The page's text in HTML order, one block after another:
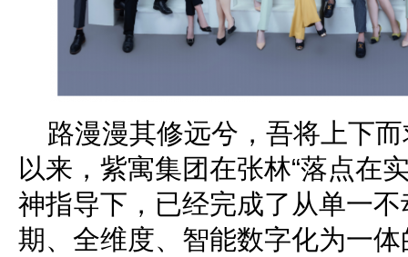
路漫漫其修远兮，吾将上下
以来，紫寓集团在张林“落点在
神指导下，已经完成了从单一
期、全维度、智能数字化为一